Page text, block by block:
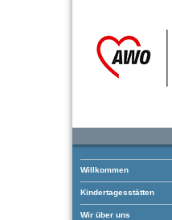
Willkommen
Kindertagesstätten
Wir über uns